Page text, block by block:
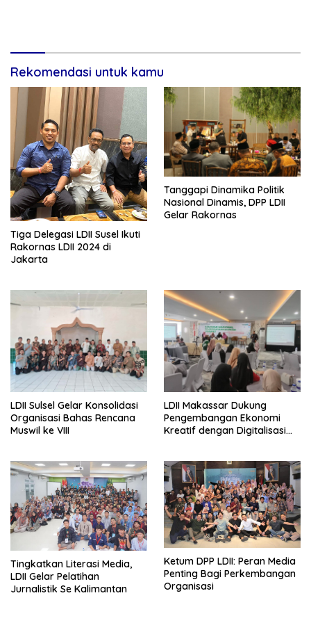
Rekomendasi untuk kamu
Tiga Delegasi LDII Susel Ikuti
Rakornas LDII 2024 di
Jakarta
Tanggapi Dinamika Politik
Nasional Dinamis, DPP LDII
Gelar Rakornas
LDII Sulsel Gelar Konsolidasi
Organisasi Bahas Rencana
Muswil ke VIII
LDII Makassar Dukung
Pengembangan Ekonomi
Kreatif dengan Digitalisasi
Tingkatkan Literasi Media,
LDII Gelar Pelatihan
Jurnalistik Se Kalimantan
Ketum DPP LDII: Peran Media
Penting Bagi Perkembangan
Organisasi